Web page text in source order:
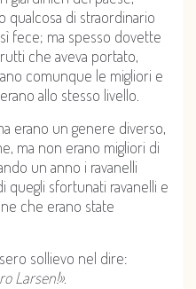
di straordinario
fece; ma spesso dovette
che aveva portato,
comunque le migliori e
allo stesso livello.
erano un genere diverso,
ma non erano migliori di
un anno i ravanelli
quegli sfortunati ravanelli e
che erano state
sollievo nel dire:
Larsen!».